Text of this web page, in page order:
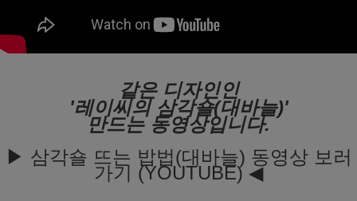
같은 디자인인
'레이씨의 삼각숄(대바늘)'
만드는 동영상입니다.
▶ 삼각숄 뜨는 밥법(대바늘) 동영상 보러
가기 (YOUTUBE) ◀